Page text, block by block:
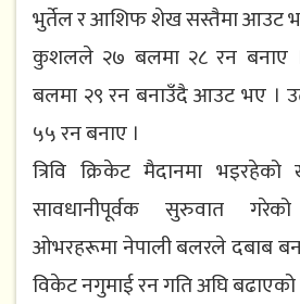
भुर्तेल र आशिफ शेख सस्तैमा आउट
कुशलले २७ बलमा २८ रन बनाए
बलमा २९ रन बनाउँदै आउट भए ।
५५ रन बनाए ।
त्रिवि क्रिकेट मैदानमा
सावधानीपूर्वक सुरुवात गरेको
ओभरहरूमा नेपाली बलरले दबाब
विकेट नगुमाई रन गति अघि बढाएको